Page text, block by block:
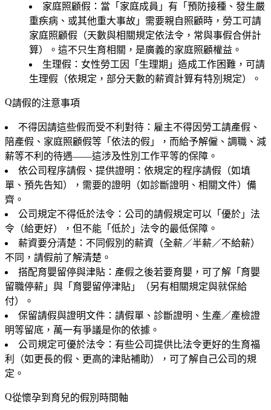
家庭照顧假 ：當「家庭成員」有「預防接種、發生嚴
重疾病、或其他重大事故」需要親自照顧時，勞工可請
家庭照顧假（天數與相關規定依法令，常與事假合併計
算）。這不只生育相關，是廣義的家庭照顧權益。
生理假 ：女性勞工因「生理期」造成工作困難，可請
生理假（依規定，部分天數的薪資計算有特別規定）。
請假的注意事項
不得因請這些假而受不利對待 ：雇主不得因勞工請產假、
陪產假、家庭照顧假等「依法的假」，而給予解僱、調職、減
薪等不利的待遇——這涉及性別工作平等的保障。
依公司程序請假、提供證明 ：依規定的程序請假（如填
單、預先告知），需要的證明（如診斷證明、相關文件）備
齊。
公司規定不得低於法令 ：公司的請假規定可以「優於」法
令（給更好），但不能「低於」法令的最低保障。
薪資要分清楚 ：不同假別的薪資（全薪／半薪／不給薪）
不同，請假前了解清楚。
搭配育嬰留停與津貼 ：產假之後若要育嬰，可了解「育嬰
留職停薪」與「育嬰留停津貼」（另有相關規定與就保給
付）。
保留請假與證明文件 ：請假單、診斷證明、生產／產檢證
明等留底，萬一有爭議是你的依據。
公司規定可優於法令 ：有些公司提供比法令更好的生育福
利（如更長的假、更高的津貼補助），可了解自己公司的規
定。
從懷孕到育兒的假別時間軸